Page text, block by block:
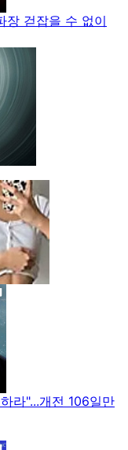
장 걷잡을 수 없이
라"...개전 106일만